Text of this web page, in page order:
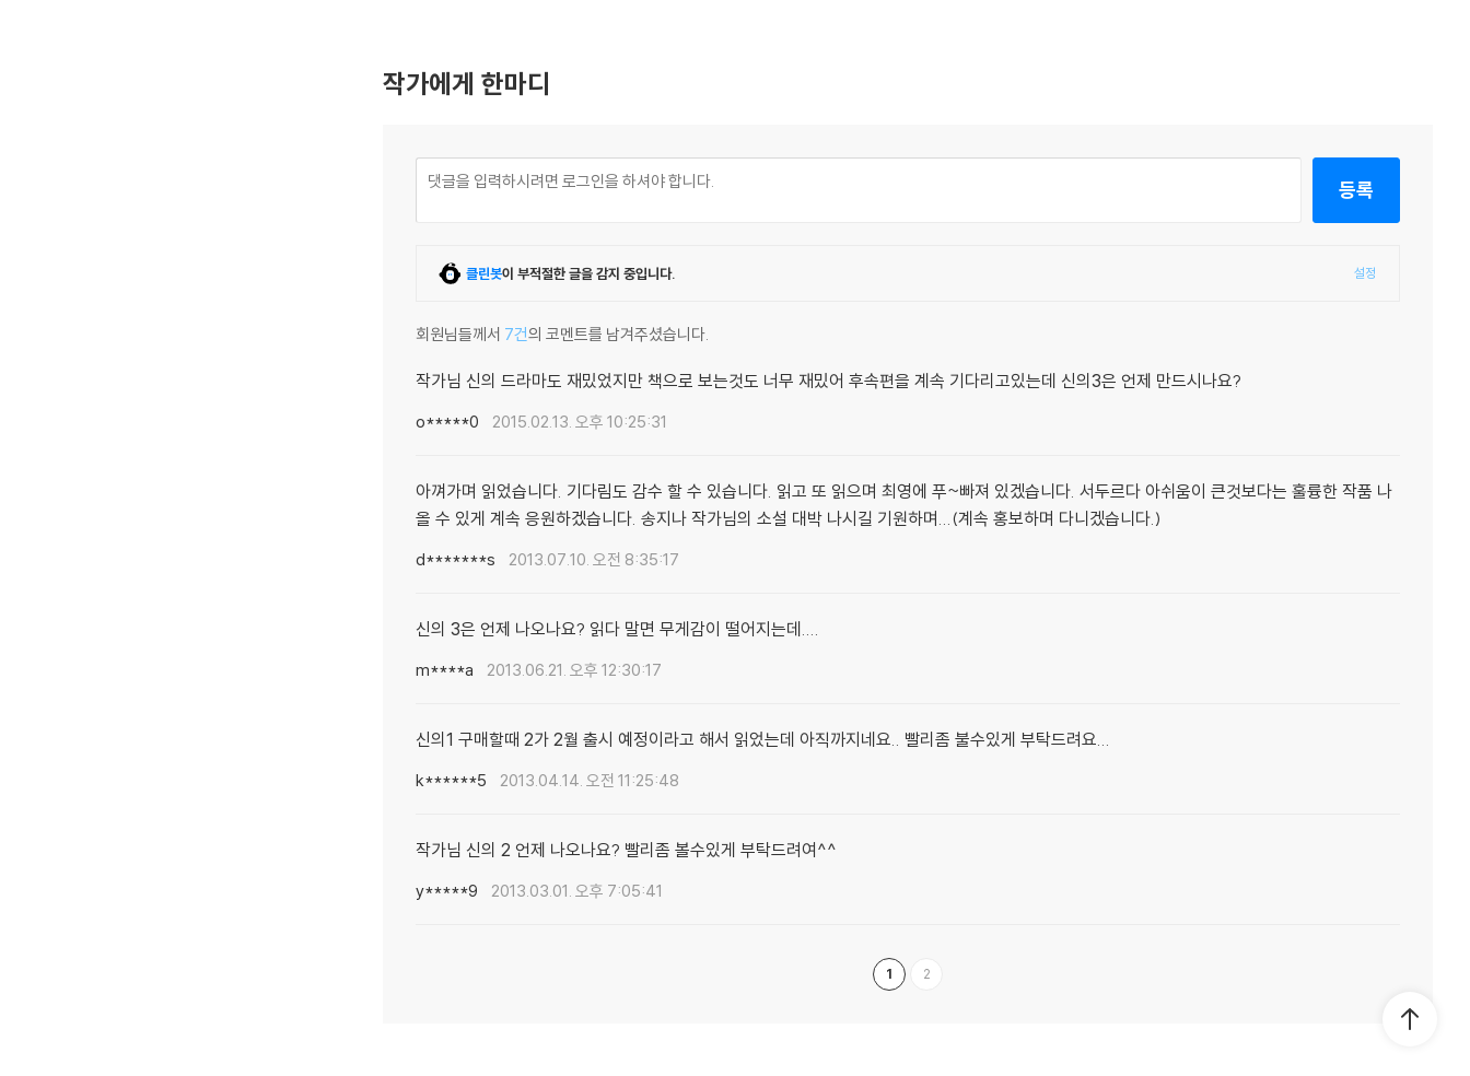
작가에게 한마디
등록
클린봇이 부적절한 글을 감지 중입니다. 설정
회원님들께서 7건의 코멘트를 남겨주셨습니다.
작가님 신의 드라마도 재밌었지만 책으로 보는것도 너무 재밌어 후속편을 계속 기다리고있는데 신의3은 언제 만드시나요?
o*****0 2015.02.13. 오후 10:25:31
아껴가며 읽었습니다. 기다림도 감수 할 수 있습니다. 읽고 또 읽으며 최영에 푸~빠져 있겠습니다. 서두르다 아쉬움이 큰것보다는 훌륭한 작품 나
올 수 있게 계속 응원하겠습니다. 송지나 작가님의 소설 대박 나시길 기원하며...(계속 홍보하며 다니겠습니다.)
d*******s 2013.07.10. 오전 8:35:17
신의 3은 언제 나오나요? 읽다 말면 무게감이 떨어지는데....
m****a 2013.06.21. 오후 12:30:17
신의1 구매할때 2가 2월 출시 예정이라고 해서 읽었는데 아직까지네요.. 빨리좀 불수있게 부탁드려요...
k******5 2013.04.14. 오전 11:25:48
작가님 신의 2 언제 나오나요? 빨리좀 볼수있게 부탁드려여^^
y*****9 2013.03.01. 오후 7:05:41
1 2